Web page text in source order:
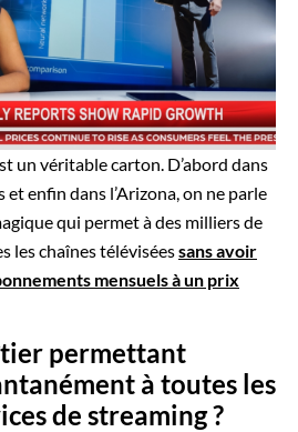
un véritable carton. D’abord dans
et enfin dans l’Arizona, on ne parle
qui permet à des milliers de
les chaînes téléviséessans avoir
mensuels à un prix
permettant
à toutes les
de streaming ?